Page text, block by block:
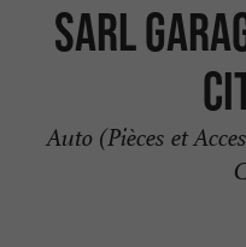
Sarl
Auto (Pièces et